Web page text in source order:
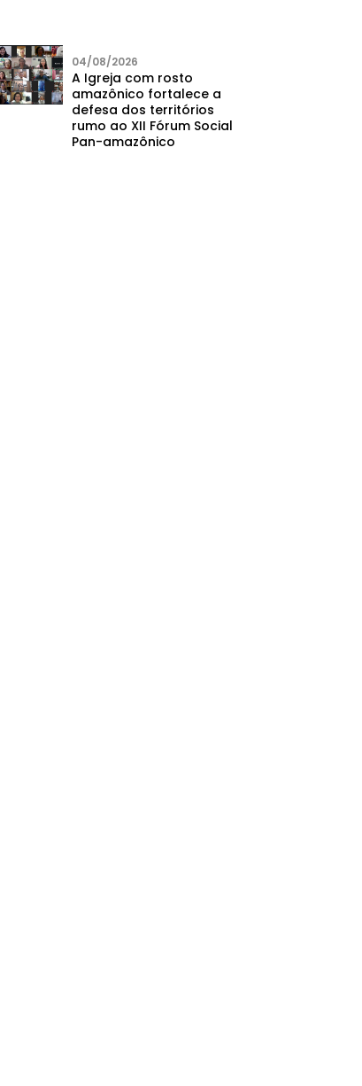
04/08/2026
A Igreja com rosto
amazônico fortalece a
defesa dos territórios
rumo ao XII Fórum Social
Pan-amazônico